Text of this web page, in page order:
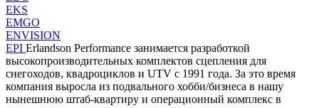
EKS
EMGO
ENVISION
EPI Erlandson Performance занимается разработкой
высокопроизводительных комплектов сцепления для
снегоходов, квадроциклов и UTV с 1991 года. За это время
компания выросла из подвального хобби/бизнеса в нашу
нынешнюю штаб-квартиру и операционный комплекс в